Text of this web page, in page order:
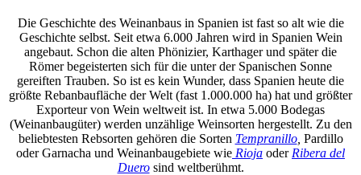
Die Geschichte des Weinanbaus in Spanien ist fast so alt wie die
Geschichte selbst. Seit etwa 6.000 Jahren wird in Spanien Wein
angebaut. Schon die alten Phönizier, Karthager und später die
Römer begeisterten sich für die unter der Spanischen Sonne
gereiften Trauben. So ist es kein Wunder, dass Spanien heute die
größte Rebanbaufläche der Welt (fast 1.000.000 ha) hat und größter
Exporteur von Wein weltweit ist. In etwa 5.000 Bodegas
(Weinanbaugüter) werden unzählige Weinsorten hergestellt. Zu den
beliebtesten Rebsorten gehören die Sorten Tempranillo, Pardillo
oder Garnacha und Weinanbaugebiete wie Rioja oder Ribera del
Duerosind weltberühmt.